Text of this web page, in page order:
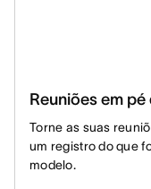
Reuniões em pé
Torne as suas
um registro do que
modelo.